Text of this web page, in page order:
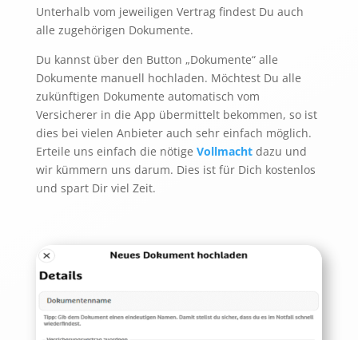
Unterhalb vom jeweiligen Vertrag findest Du auch
alle zugehörigen Dokumente.
Du kannst über den Button „Dokumente“ alle
Dokumente manuell hochladen. Möchtest Du alle
zukünftigen Dokumente automatisch vom
Versicherer in die App übermittelt bekommen, so ist
dies bei vielen Anbieter auch sehr einfach möglich.
Erteile uns einfach die nötige Vollmacht dazu und
wir kümmern uns darum. Dies ist für Dich kostenlos
und spart Dir viel Zeit.